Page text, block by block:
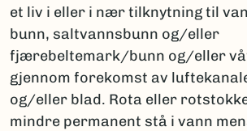
et liv i eller i nær tilknytning til
bunn, saltvannsbunn og/eller
fjærebeltemark/bunn og/eller
gjennom forekomst av
og/eller blad. Rota eller
mindre permanent stå i vann